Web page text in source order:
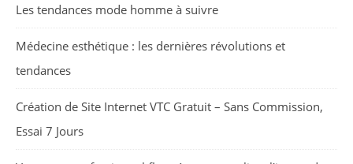
Les tendances mode homme à suivre
Médecine esthétique : les dernières révolutions et
tendances
Création de Site Internet VTC Gratuit – Sans Commission,
Essai 7 Jours